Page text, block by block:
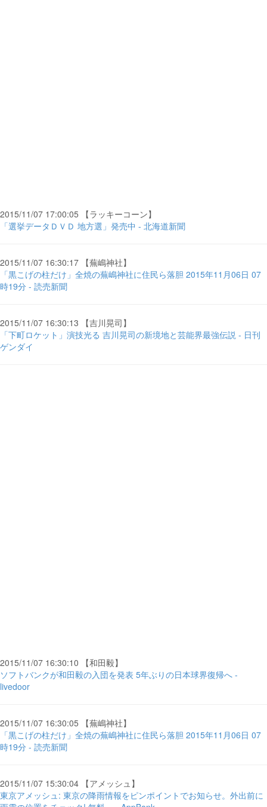
2015/11/07 17:00:05 【ラッキーコーン】
「選挙データＤＶＤ 地方選」発売中 - 北海道新聞
2015/11/07 16:30:17 【蕪嶋神社】
「黒こげの柱だけ」全焼の蕪嶋神社に住民ら落胆 2015年11月06日 07
時19分 - 読売新聞
2015/11/07 16:30:13 【吉川晃司】
「下町ロケット」演技光る 吉川晃司の新境地と芸能界最強伝説 - 日刊
ゲンダイ
2015/11/07 16:30:10 【和田毅】
ソフトバンクが和田毅の入団を発表 5年ぶりの日本球界復帰へ -
livedoor
2015/11/07 16:30:05 【蕪嶋神社】
「黒こげの柱だけ」全焼の蕪嶋神社に住民ら落胆 2015年11月06日 07
時19分 - 読売新聞
2015/11/07 15:30:04 【アメッシュ】
東京アメッシュ: 東京の降雨情報をピンポイントでお知らせ。外出前に